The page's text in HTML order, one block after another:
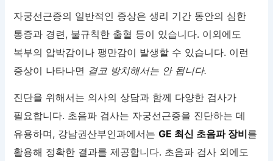
자궁선근증의 일반적인 증상은 생리 기간 동안의 심한
통증과 경련, 불규칙한 출혈 등이 있습니다. 이외에도
복부의 압박감이나 팽만감이 발생할 수 있습니다. 이런
증상이 나타나면 결코 방치해서는 안 됩니다.
진단을 위해서는 의사의 상담과 함께 다양한 검사가
필요합니다. 초음파 검사는 자궁선근증을 진단하는 데
유용하며, 강남권산부인과에서는GE 최신 초음파 장비를
활용해 정확한 결과를 제공합니다. 초음파 검사 외에도